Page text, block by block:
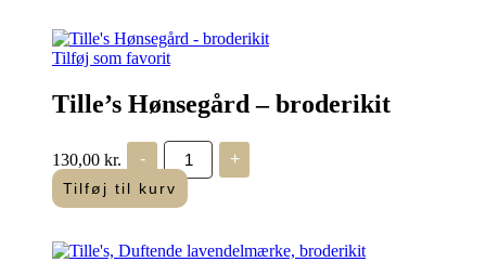
antal
Tilføj som favorit
Tille’s Hønsegård – broderikit
130,00 kr. -
Tille's
Hønsegård
-
broderikit
+
Tilføj til kurv